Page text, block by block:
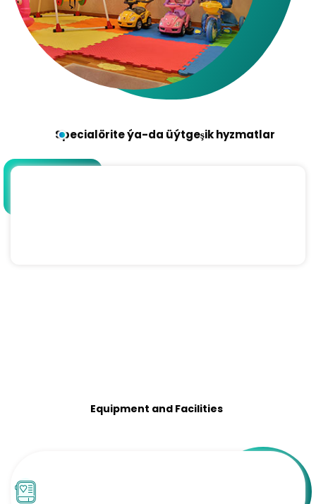
Specialörite ýa-da üýtgeşik hyzmatlar
Equipment and Facilities